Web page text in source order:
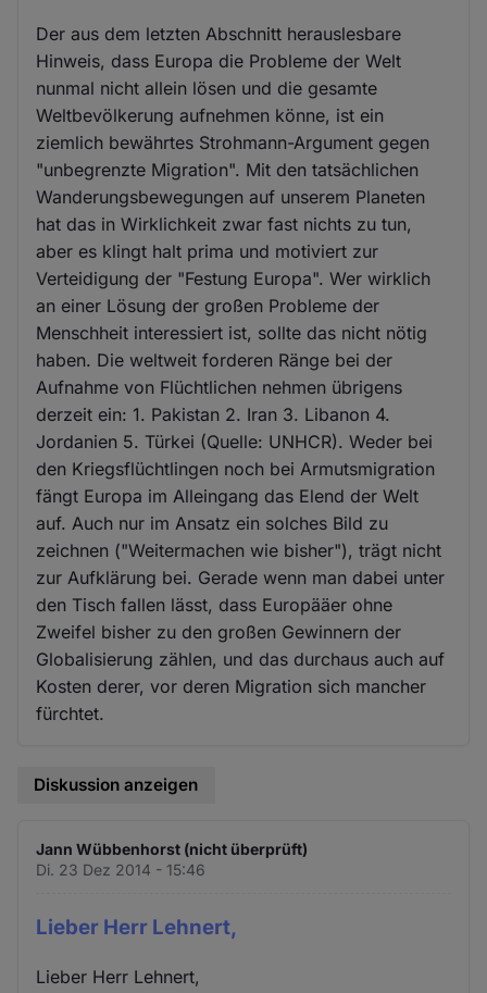
Der aus dem letzten Abschnitt herauslesbare
Hinweis, dass Europa die Probleme der Welt
nunmal nicht allein lösen und die gesamte
Weltbevölkerung aufnehmen könne, ist ein
ziemlich bewährtes Strohmann-Argument gegen
"unbegrenzte Migration". Mit den tatsächlichen
Wanderungsbewegungen auf unserem Planeten
hat das in Wirklichkeit zwar fast nichts zu tun,
aber es klingt halt prima und motiviert zur
Verteidigung der "Festung Europa". Wer wirklich
an einer Lösung der großen Probleme der
Menschheit interessiert ist, sollte das nicht nötig
haben. Die weltweit forderen Ränge bei der
Aufnahme von Flüchtlichen nehmen übrigens
derzeit ein: 1. Pakistan 2. Iran 3. Libanon 4.
Jordanien 5. Türkei (Quelle: UNHCR). Weder bei
den Kriegsflüchtlingen noch bei Armutsmigration
fängt Europa im Alleingang das Elend der Welt
auf. Auch nur im Ansatz ein solches Bild zu
zeichnen ("Weitermachen wie bisher"), trägt nicht
zur Aufklärung bei. Gerade wenn man dabei unter
den Tisch fallen lässt, dass Europääer ohne
Zweifel bisher zu den großen Gewinnern der
Globalisierung zählen, und das durchaus auch auf
Kosten derer, vor deren Migration sich mancher
fürchtet.
Diskussion anzeigen
Jann Wübbenhorst (nicht überprüft)
Di. 23 Dez 2014 - 15:46
Lieber Herr Lehnert,
Lieber Herr Lehnert,